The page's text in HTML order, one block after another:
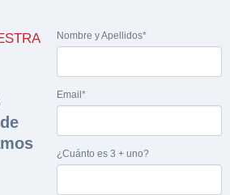
Nombre y Apellidos*
Email*
¿Cuánto es 3 + uno?
peritación
y recibirá en su email el
la documentación
CIF/DNI Ofertante*
Email*